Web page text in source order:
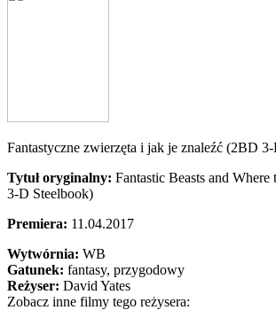
Fantastyczne zwierzęta i jak je znaleźć (2BD
Tytuł oryginalny: Fantastic Beasts and
3-D Steelbook)
Premiera: 11.04.2017
Wytwórnia: WB
Gatunek: fantasy, przygodowy
Reżyser: David Yates
Zobacz inne filmy tego reżysera: